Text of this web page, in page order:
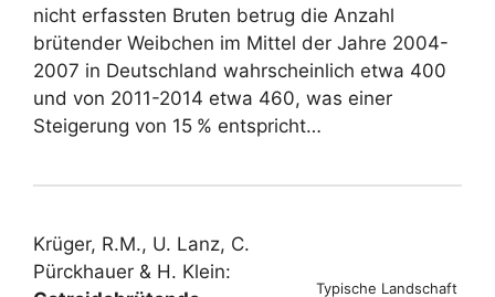
nicht erfassten Bruten betrug die Anzahl
brütender Weibchen im Mittel der Jahre 2004-
2007 in Deutschland wahrscheinlich etwa 400
und von 2011-2014 etwa 460, was einer
Steigerung von 15 % entspricht…
Typische Landschaft
Krüger, R.M., U. Lanz, C.
Pürckhauer & H. Klein: